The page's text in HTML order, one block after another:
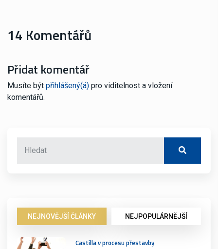
14 Komentářů
Přidat komentář
Musíte být přihlášený(á) pro viditelnost a vložení
komentářů.
NEJNOVĚJŠÍ ČLÁNKY NEJPOPULÁRNĚJŠÍ
Castilla v procesu přestavby